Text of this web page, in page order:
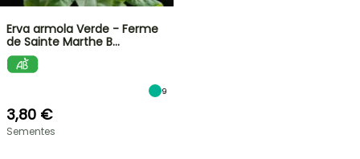
Erva armola Verde - Ferme
de Sainte Marthe B…
9
3,80 €
Sementes